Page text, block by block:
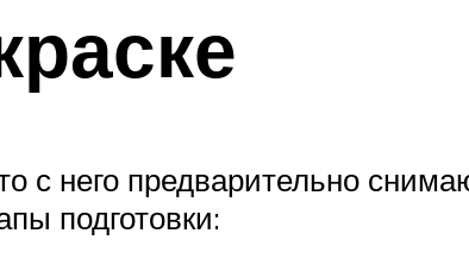
с него предварительно
подготовки: